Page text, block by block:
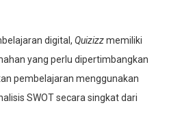
digital, Quizizzmemiliki
yang perlu dipertimbangkan
pembelajaran menggunakan
SWOT secara singkat dari